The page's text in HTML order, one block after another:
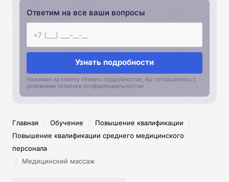
Ответим на все ваши вопросы
Узнать подробности
Нажимая на кнопку «Узнать подробности», вы соглашаетесь с
условиями политики конфиденциальностии
Главная / Обучение / Повышение квалификации /
Повышение квалификации среднего медицинского
персонала
/ Медицинский массаж